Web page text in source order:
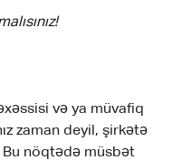
və ya müvafiq
zaman deyil, şirkətə
Bu nöqtədə müsbət